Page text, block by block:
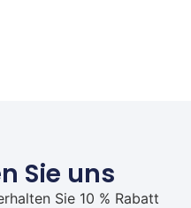
Sie uns
Sie 10 % Rabatt